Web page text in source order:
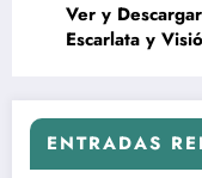
Ver y
Escarlata y
ENTRADAS